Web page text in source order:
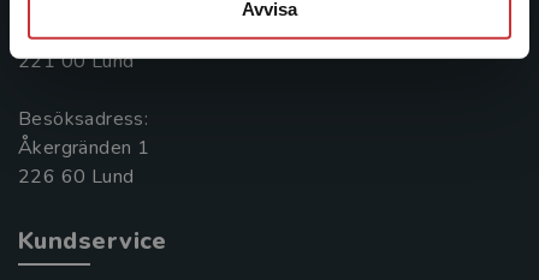
Avvisa
Box 141
221 00 Lund
Besöksadress:
Åkergränden 1
Kundservice